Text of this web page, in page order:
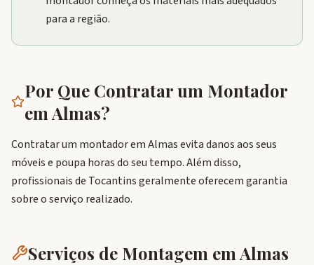
para a região.
Por Que Contratar um Montador
em Almas?
Contratar um montador em Almas evita danos aos seus
móveis e poupa horas do seu tempo. Além disso,
profissionais de Tocantins geralmente oferecem garantia
sobre o serviço realizado.
Serviços de Montagem em Almas